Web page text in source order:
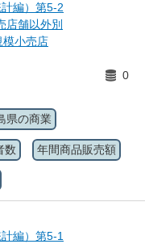
編）第5-2
店舗以外別
模小売店
0
県の商業
数 年間商品販売額
編）第5-1